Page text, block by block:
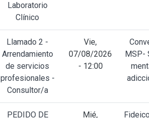
Laboratorio
Clínico
Llamado 2 -
Arrendamiento
de servicios
profesionales -
Consultor/a
Vie,
07/08/2026
- 12:00
MSP-
PEDIDO DE
Mié,